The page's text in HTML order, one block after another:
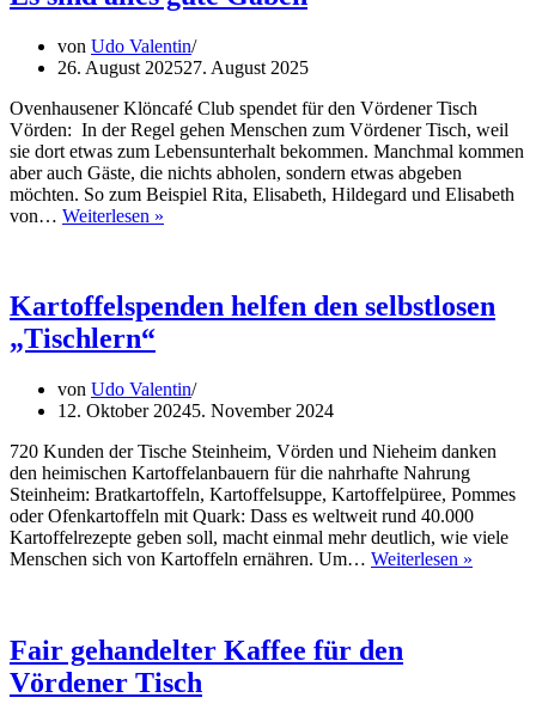
von Udo Valentin
26. August 202527. August 2025
Ovenhausener Klöncafé Club spendet für den Vördener Tisch
Vörden: In der Regel gehen Menschen zum Vördener Tisch, weil
sie dort etwas zum Lebensunterhalt bekommen. Manchmal kommen
aber auch Gäste, die nichts abholen, sondern etwas abgeben
möchten. So zum Beispiel Rita, Elisabeth, Hildegard und Elisabeth
von… Weiterlesen »
Gaben
Kartoffelspenden helfen den selbstlosen
„Tischlern“
von Udo Valentin
12. Oktober 20245. November 2024
720 Kunden der Tische Steinheim, Vörden und Nieheim danken
den heimischen Kartoffelanbauern für die nahrhafte Nahrung
Steinheim: Bratkartoffeln, Kartoffelsuppe, Kartoffelpüree, Pommes
oder Ofenkartoffeln mit Quark: Dass es weltweit rund 40.000
Kartoffelrezepte geben soll, macht einmal mehr deutlich, wie viele
Menschen sich von Kartoffeln ernähren. Um… Weiterlesen »
Fair gehandelter Kaffee für den
Vördener Tisch